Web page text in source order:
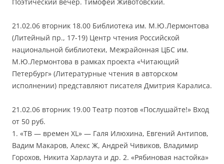
21.02.06 вторник 18.00 Библиотека им. М.Ю.Лермонтова
(Литейный пр., 17-19) Центр чтения Российской
национальной библиотеки, Межрайонная ЦБС им.
М.Ю.Лермонтова в рамках проекта «Читающий
Петербург» (Литературные чтения в авторском
исполнении) представляют писателя Дмитрия Каралиса.
21.02.06 вторник 19.00 Театр поэтов «Послушайте!» Вход
от 50 руб.
1. «ТВ — времен XL» — Галя Илюхина, Евгений Антипов,
Вадим Макаров, Алекс Ж, Андрей Чивиков, Владимир
Горохов, Никита Харлаута и др. 2. «Рябиновая настойка»